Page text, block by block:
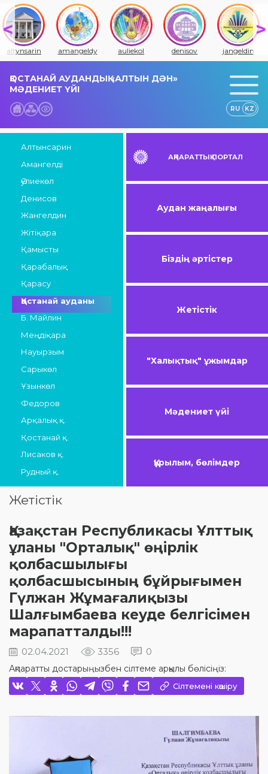
altynsarin amangeldy auliekol denisov jangeldin
ҚОСТАНАЙ АУДАНДЫҚ «АЛТЫН ДӘН»
МӘДЕНИЕТ ҮЙІ
RU KZ
Алтынсарин
Амангелді
Әулиекөл
Денисов
Жангелдин
Жітіқара
Қамысты
Қарабалық
Қарасу
Қостанай ауданы
Б. Майлин
Меңдіқара
Науырзым
Сарыкөл
Ұзынкөл
Федоров
Арқалық қ.
Қостанай қ.
Лисаков қ.
Рудный қ.
АҚПАРАТТЫҚ ПОРТАЛ
Аудан жаңалығы
Біздің әртістер
Жетістік
"Халықтық" ұжымдар
Мәдениет үйі
Құрылым, бөлімдер
Жетістік
Қазақстан Республикасы Ұлттық
ұланы "Орталық" өңірлік
қолбасшылығы
қолбасшысының бұйрығымен
Гүлжан Жұмағалиқызы
Шалғымбаева кеуде белгісімен
марапатталды!!!
02.04.2021 3356 0
Ақпаратты достарыңызбен сілтеме арқылы бөлісіңіз:
Сілтемені көшіру